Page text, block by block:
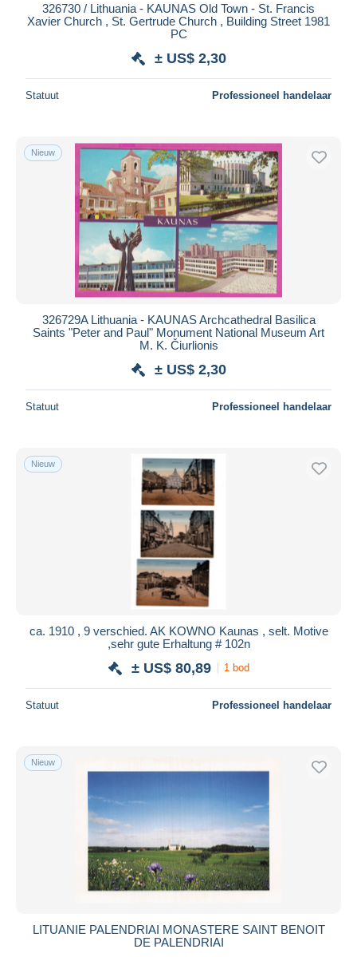
326730 / Lithuania - KAUNAS Old Town - St. Francis
Xavier Church , St. Gertrude Church , Building Street 1981
PC
± US$ 2,30
Statuut Professioneel handelaar
Nieuw
326729A Lithuania - KAUNAS Archcathedral Basilica
Saints "Peter and Paul" Monument National Museum Art
M. K. Čiurlionis
± US$ 2,30
Statuut Professioneel handelaar
Nieuw
ca. 1910 , 9 verschied. AK KOWNO Kaunas , selt. Motive
,sehr gute Erhaltung # 102n
± US$ 80,89 1 bod
Statuut Professioneel handelaar
Nieuw
LITUANIE PALENDRIAI MONASTERE SAINT BENOIT
DE PALENDRIAI